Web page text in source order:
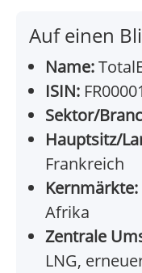
Auf einen
Name:
ISIN:
Sektor/
Hauptsitz/
Frankreich
Kernmärkte:
Afrika
Zentrale
LNG,